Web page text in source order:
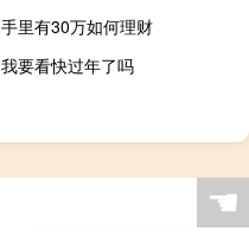
手里有30万如何理财
我要看快过年了吗
☚